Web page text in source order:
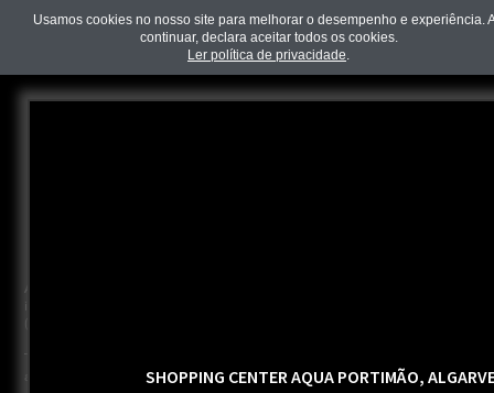
Usamos cookies no nosso site para melhorar o desempenho e experiência.
continuar, declara aceitar todos os cookies.
Ler política de privacidade.
SHOPPING CENTER AQUA PORTIMÃO,
A TECNODECK inicia a sua actividade em 2004 e é empresa pioneira na
introdução na EUROPA de materiais em compósito madeira-termoplástico
TECNODECK é também, marca de um completo sistema de deck e perfis
arquitéctónicos fabricado neste material inovador.